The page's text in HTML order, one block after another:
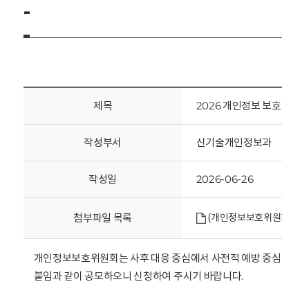
위
회
-
제목 2026 개인정보 보
작성부서 신기술개인정보과
작성일 2026-06-26
첨부파일 목록 (개인정보보호위
개인정보보호위원회는 사후 대응 중심에서 사전적 예방 중
붙임과 같이 공모하오니 신청하여 주시기 바랍니다.